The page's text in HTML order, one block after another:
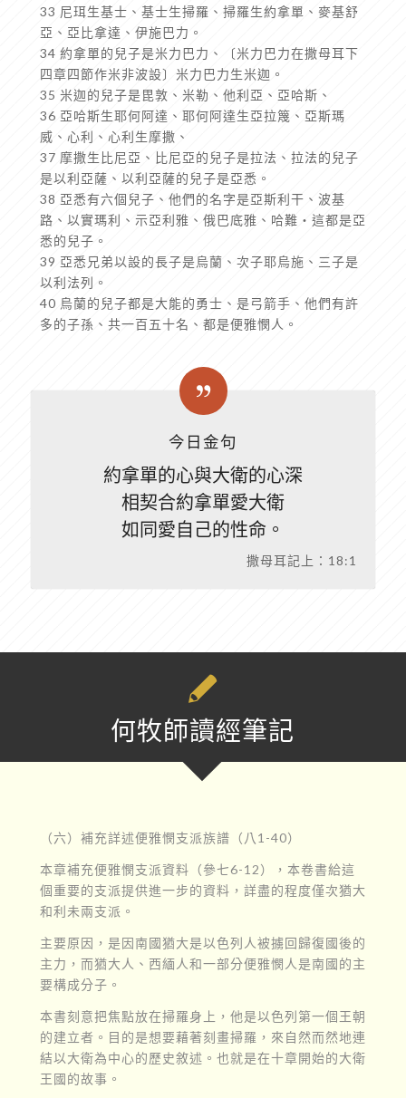
33 尼珥生基士、基士生掃羅、掃羅生約拿單、麥基舒
亞、亞比拿達、伊施巴力。
34 約拿單的兒子是米力巴力、〔米力巴力在撒母耳下
四章四節作米非波設〕米力巴力生米迦。
35 米迦的兒子是毘敦、米勒、他利亞、亞哈斯、
36 亞哈斯生耶何阿達、耶何阿達生亞拉篾、亞斯瑪
威、心利、心利生摩撒、
37 摩撒生比尼亞、比尼亞的兒子是拉法、拉法的兒子
是以利亞薩、以利亞薩的兒子是亞悉。
38 亞悉有六個兒子、他們的名字是亞斯利干、波基
路、以實瑪利、示亞利雅、俄巴底雅、哈難‧這都是亞
悉的兒子。
39 亞悉兄弟以設的長子是烏蘭、次子耶烏施、三子是
以利法列。
40 烏蘭的兒子都是大能的勇士、是弓箭手、他們有許
多的子孫、共一百五十名、都是便雅憫人。
今日金句
約拿單的心與大衛的心深
相契合約拿單愛大衛
如同愛自己的性命。
撒母耳記上：18:1
何牧師讀經筆記
（六）補充詳述便雅憫支派族譜（八1-40）
本章補充便雅憫支派資料（參七6-12），本卷書給這
個重要的支派提供進一步的資料，詳盡的程度僅次猶大
和利未兩支派。
主要原因，是因南國猶大是以色列人被擄回歸復國後的
主力，而猶大人、西緬人和一部分便雅憫人是南國的主
要構成分子。
本書刻意把焦點放在掃羅身上，他是以色列第一個王朝
的建立者。目的是想要藉著刻畫掃羅，來自然而然地連
結以大衛為中心的歷史敘述。也就是在十章開始的大衛
王國的故事。